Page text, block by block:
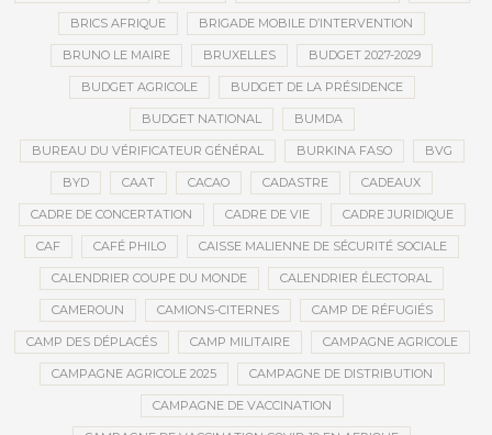
BRICS AFRIQUE BRIGADE MOBILE D’INTERVENTION
BRUNO LE MAIRE BRUXELLES BUDGET 2027-2029
BUDGET AGRICOLE BUDGET DE LA PRÉSIDENCE
BUDGET NATIONAL BUMDA
BUREAU DU VÉRIFICATEUR GÉNÉRAL BURKINA FASO BVG
BYD CAAT CACAO CADASTRE CADEAUX
CADRE DE CONCERTATION CADRE DE VIE CADRE JURIDIQUE
CAF CAFÉ PHILO CAISSE MALIENNE DE SÉCURITÉ SOCIALE
CALENDRIER COUPE DU MONDE CALENDRIER ÉLECTORAL
CAMEROUN CAMIONS-CITERNES CAMP DE RÉFUGIÉS
CAMP DES DÉPLACÉS CAMP MILITAIRE CAMPAGNE AGRICOLE
CAMPAGNE AGRICOLE 2025 CAMPAGNE DE DISTRIBUTION
CAMPAGNE DE VACCINATION